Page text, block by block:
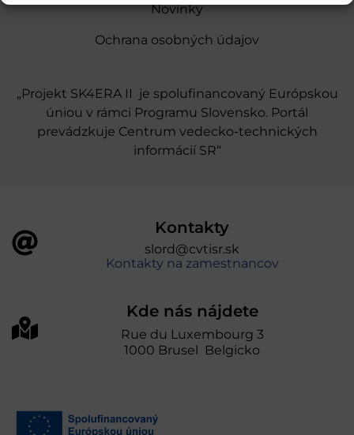
Novinky
Ochrana osobných údajov
„Projekt SK4ERA II je spolufinancovaný Európskou
úniou v rámci Programu Slovensko. Portál
prevádzkuje Centrum vedecko-technických
informácií SR“
Kontakty
slord@cvtisr.sk
Kontakty na zamestnancov
Kde nás nájdete
Rue du Luxembourg 3
1000 Brusel Belgicko